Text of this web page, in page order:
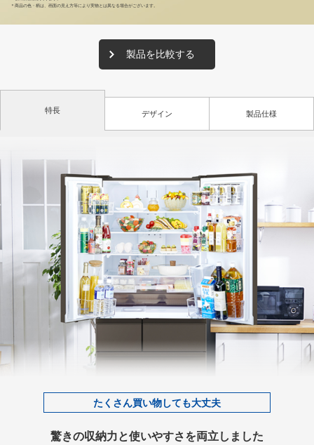
＊ 商品の色・柄は、画面の見え方等により実物とは異なる場合がございます。
製品を比較する
特長 デザイン 製品仕様
たくさん買い物しても大丈夫
驚きの収納力と使いやすさを両立しました